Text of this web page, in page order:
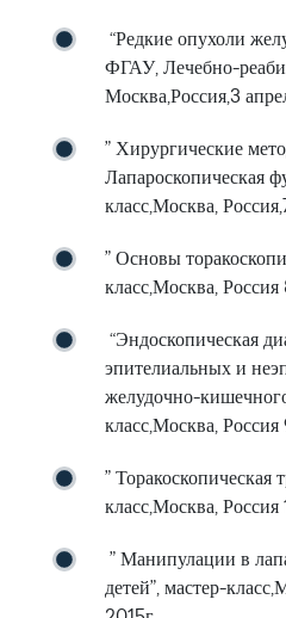
“Редкие опухоли
ФГАУ, Лечебно-
Москва,Россия,3
” Хирургические
Лапароскопическая
класс,Москва,
” Основы
класс,Москва,
“Эндоскопическая
эпителиальных и
желудочно-
класс,Москва, Россия
” Торакоскопическая
класс,Москва, Россия
” Манипулации в
детей”, мастер-